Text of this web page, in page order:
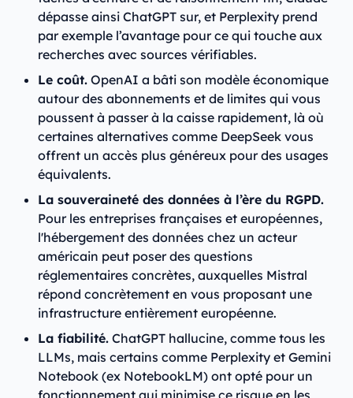
dépasse ainsi ChatGPT sur, et Perplexity prend
par exemple l’avantage pour ce qui touche aux
recherches avec sources vérifiables.
Le coût. OpenAI a bâti son modèle économique
autour des abonnements et de limites qui vous
poussent à passer à la caisse rapidement, là où
certaines alternatives comme DeepSeek vous
offrent un accès plus généreux pour des usages
équivalents.
La souveraineté des données à l’ère du RGPD.
Pour les entreprises françaises et européennes,
l'hébergement des données chez un acteur
américain peut poser des questions
réglementaires concrètes, auxquelles Mistral
répond concrètement en vous proposant une
infrastructure entièrement européenne.
La fiabilité. ChatGPT hallucine, comme tous les
LLMs, mais certains comme Perplexity et Gemini
Notebook (ex NotebookLM) ont opté pour un